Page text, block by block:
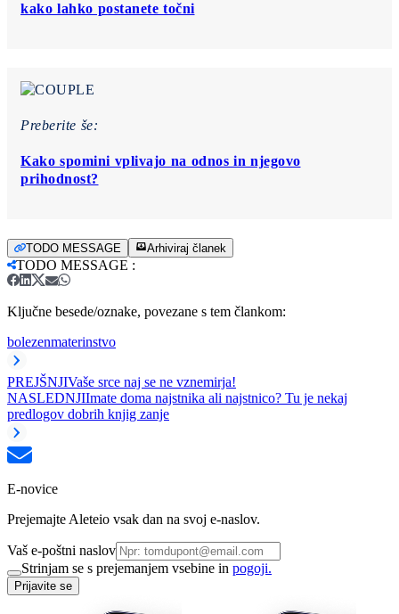
kako lahko postanete točni
Preberite še:
Kako spomini vplivajo na odnos in njegovo
prihodnost?
TODO MESSAGE Arhiviraj članek
TODO MESSAGE :
Ključne besede/oznake, povezane s tem člankom:
bolezenmaterinstvo
PREJŠNJIVaše srce naj se ne vznemirja!
NASLEDNJIImate doma najstnika ali najstnico? Tu je nekaj
predlogov dobrih knjig zanje
E-novice
Prejemajte Aleteio vsak dan na svoj e-naslov.
Vaš e-poštni naslov
Strinjam se s prejemanjem vsebine in pogoji.
Prijavite se